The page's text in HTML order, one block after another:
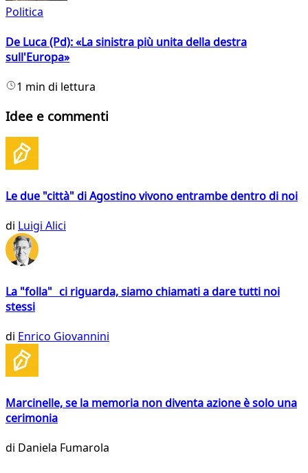
Politica
De Luca (Pd): «La sinistra più unita della destra
sull'Europa»
1 min di lettura
Idee e commenti
Le due "città" di Agostino vivono entrambe dentro di noi
di Luigi Alici
La "folla" ci riguarda, siamo chiamati a dare tutti noi
stessi
di Enrico Giovannini
Marcinelle, se la memoria non diventa azione è solo una
cerimonia
di Daniela Fumarola